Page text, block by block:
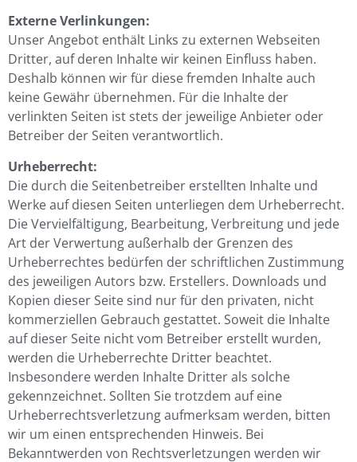
Externe Verlinkungen:
Unser Angebot enthält Links zu externen Webseiten
Dritter, auf deren Inhalte wir keinen Einfluss haben.
Deshalb können wir für diese fremden Inhalte auch
keine Gewähr übernehmen. Für die Inhalte der
verlinkten Seiten ist stets der jeweilige Anbieter oder
Betreiber der Seiten verantwortlich.
Urheberrecht:
Die durch die Seitenbetreiber erstellten Inhalte und
Werke auf diesen Seiten unterliegen dem Urheberrecht.
Die Vervielfältigung, Bearbeitung, Verbreitung und jede
Art der Verwertung außerhalb der Grenzen des
Urheberrechtes bedürfen der schriftlichen Zustimmung
des jeweiligen Autors bzw. Erstellers. Downloads und
Kopien dieser Seite sind nur für den privaten, nicht
kommerziellen Gebrauch gestattet. Soweit die Inhalte
auf dieser Seite nicht vom Betreiber erstellt wurden,
werden die Urheberrechte Dritter beachtet.
Insbesondere werden Inhalte Dritter als solche
gekennzeichnet. Sollten Sie trotzdem auf eine
Urheberrechtsverletzung aufmerksam werden, bitten
wir um einen entsprechenden Hinweis. Bei
Bekanntwerden von Rechtsverletzungen werden wir